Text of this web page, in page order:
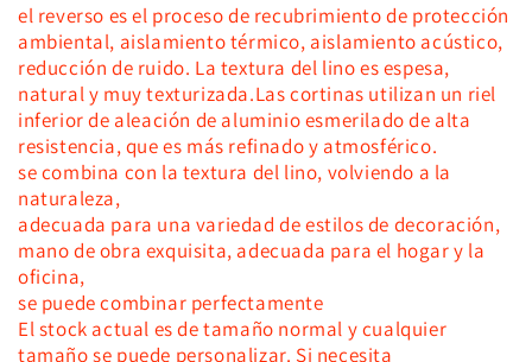
el reverso es el proceso de recubrimiento de protección
ambiental, aislamiento térmico, aislamiento acústico,
reducción de ruido. La textura del lino es espesa,
natural y muy texturizada.Las cortinas utilizan un riel
inferior de aleación de aluminio esmerilado de alta
resistencia, que es más refinado y atmosférico.
se combina con la textura del lino, volviendo a la
naturaleza,
adecuada para una variedad de estilos de decoración,
mano de obra exquisita, adecuada para el hogar y la
oficina,
se puede combinar perfectamente
El stock actual es de tamaño normal y cualquier
tamaño se puede personalizar. Si necesita